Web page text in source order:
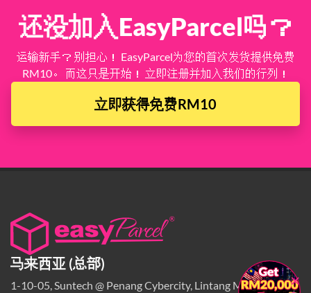
还没加入EasyParcel吗？
运输新手？ 别担心！ EasyParcel为您的首次发货提供免费
RM10。 而这只是开始！ 立即注册并加入我们的行列！
立即获得免费RM10
马来西亚 (总部)
1-10-05, Suntech @ Penang Cybercity, Lintang Mayang Pasir
×